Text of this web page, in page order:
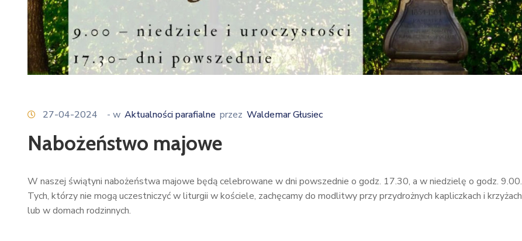
27-04-2024 - w Aktualności parafialne przez Waldemar Głusiec
Nabożeństwo majowe
W naszej świątyni nabożeństwa majowe będą celebrowane w dni powszednie o godz. 17.30, a w niedzielę o godz. 9.00.
Tych, którzy nie mogą uczestniczyć w liturgii w kościele, zachęcamy do modlitwy przy przydrożnych kapliczkach i krzyżach
lub w domach rodzinnych.